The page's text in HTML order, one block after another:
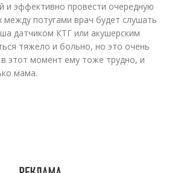
и эффективно провести очередную
между потугами врач будет слушать
датчиком КТГ или акушерским
тяжело и больно, но это очень
этот момент ему тоже трудно, и
мама.